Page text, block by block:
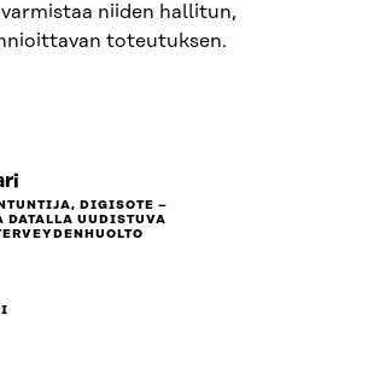
niiden hallitun,
toteutuksen.
DIGISOTE –
DATALLA UUDISTUVA